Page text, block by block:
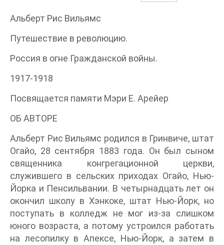
Альберт Рис Вильямс
Путешествие в революцию.
Россия в огне Гражданской войны.
1917-1918
Посвящается памяти Мэри Е. Арейер
ОБ АВТОРЕ
Альберт Рис Вильямс родился в Гринвиче, штат
Огайо, 28 сентября 1883 года. Он был сыном
священника конгрегационной церкви,
служившего в сельских приходах Огайо, Нью-
Йорка и Пенсильвании. В четырнадцать лет он
окончил школу в Хэнкоке, штат Нью-Йорк, но
поступать в колледж не мог из-за слишком
юного возраста, а потому устроился работать
на лесопилку в Апексе, Нью-Йорк, а затем в